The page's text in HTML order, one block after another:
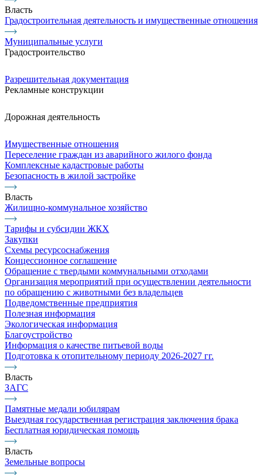
Власть
Градостроительная деятельность и имущественные отношения
Муниципальные услуги
Градостроительство
Разрешительная документация
Рекламные конструкции
Дорожная деятельность
Имущественные отношения
Переселение граждан из аварийного жилого фонда
Комплексные кадастровые работы
Безопасность в жилой застройке
Власть
Жилищно-коммунальное хозяйство
Тарифы и субсидии ЖКХ
Закупки
Схемы ресурсоснабжения
Концессионное соглашение
Обращение с твердыми коммунальными отходами
Организация мероприятий при осуществлении деятельности
по обращению с животными без владельцев
Подведомственные предприятия
Полезная информация
Экологическая информация
Благоустройство
Информация о качестве питьевой воды
Подготовка к отопительному периоду 2026-2027 гг.
Власть
ЗАГС
Памятные медали юбилярам
Выездная государственная регистрация заключения брака
Бесплатная юридическая помощь
Власть
Земельные вопросы